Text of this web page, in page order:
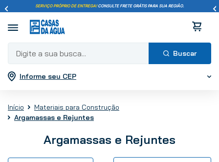
SERVIÇO PRÓPRIO DE ENTREGA!CONSULTE FRETE GRÁTIS PARA SUA REGIÃO.
Digite a sua busca...
Informe seu CEP
Materiais para Construção
Argamassas e Rejuntes
Argamassas e Rejuntes
Termos mais buscados
2 º
porcelanato
3º
piso
revestimento
vaso sanitário